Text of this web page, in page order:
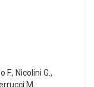
F., Nicolini G.,
M.